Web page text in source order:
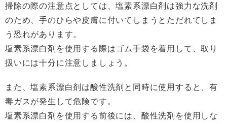
掃除の際の注意点としては、塩素系漂白剤は強力な洗剤
のため、手のひらや皮膚に付いてしまうとただれてしま
う恐れがあります。
塩素系漂白剤を使用する際はゴム手袋を着用して、取り
扱いには十分に注意しましょう。
また、塩素系漂白剤は酸性洗剤と同時に使用すると、有
毒ガスが発生して危険です。
塩素系漂白剤を使用する前後には、酸性洗剤を使用しな